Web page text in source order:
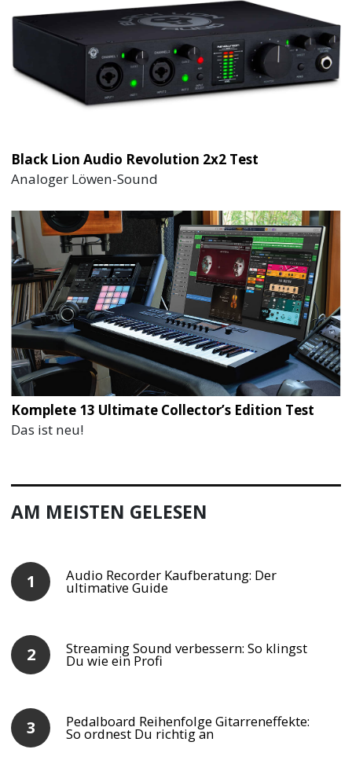
Black Lion Audio Revolution 2x2 Test
Analoger Löwen-Sound
Komplete 13 Ultimate Collector’s Edition Test
Das ist neu!
AM MEISTEN GELESEN
Audio Recorder Kaufberatung: Der
ultimative Guide
Streaming Sound verbessern: So klingst
Du wie ein Profi
Pedalboard Reihenfolge Gitarreneffekte:
So ordnest Du richtig an